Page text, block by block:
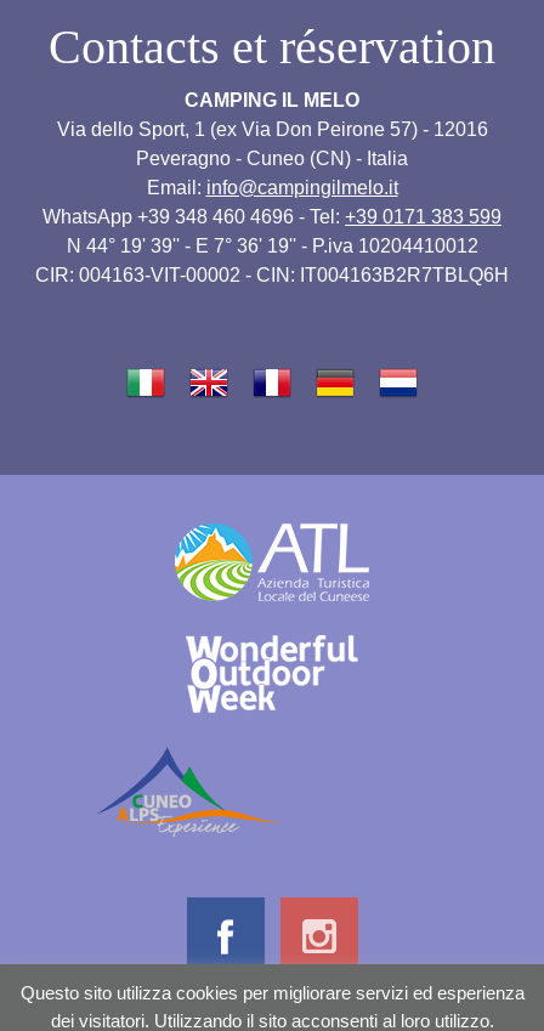
Contacts et réservation
CAMPING IL MELO
Via dello Sport, 1 (ex Via Don Peirone 57) - 12016
Peveragno - Cuneo (CN) - Italia
Email: info@campingilmelo.it
WhatsApp +39 348 460 4696 - Tel: +39 0171 383 599
N 44° 19' 39'' - E 7° 36' 19'' - P.iva 10204410012
CIR: 004163-VIT-00002 - CIN: IT004163B2R7TBLQ6H
Questo sito utilizza cookies per migliorare servizi ed esperienza
dei visitatori. Utilizzando il sito acconsenti al loro utilizzo.